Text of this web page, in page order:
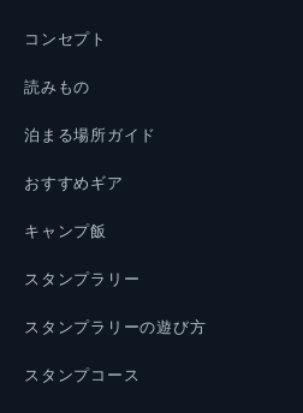
コンセプト
読みもの
泊まる場所ガイド
おすすめギア
キャンプ飯
スタンプラリー
スタンプラリーの遊び方
スタンプコース